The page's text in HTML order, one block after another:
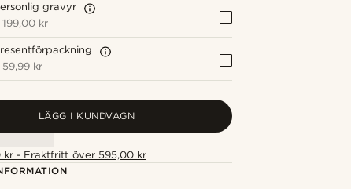
gravyr
199,00 kr
59,99 kr
LÄGG I KUNDVAGN
kr - Fraktfritt över 595,00 kr